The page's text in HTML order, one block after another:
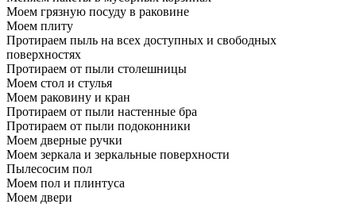
Моем грязную посуду в раковине
Моем плиту
Протираем пыль на всех доступных и свободных
поверхностях
Протираем от пыли столешницы
Моем стол и стулья
Моем раковину и кран
Протираем от пыли настенные бра
Протираем от пыли подоконники
Моем дверные ручки
Моем зеркала и зеркальные поверхности
Пылесосим пол
Моем пол и плинтуса
Моем двери